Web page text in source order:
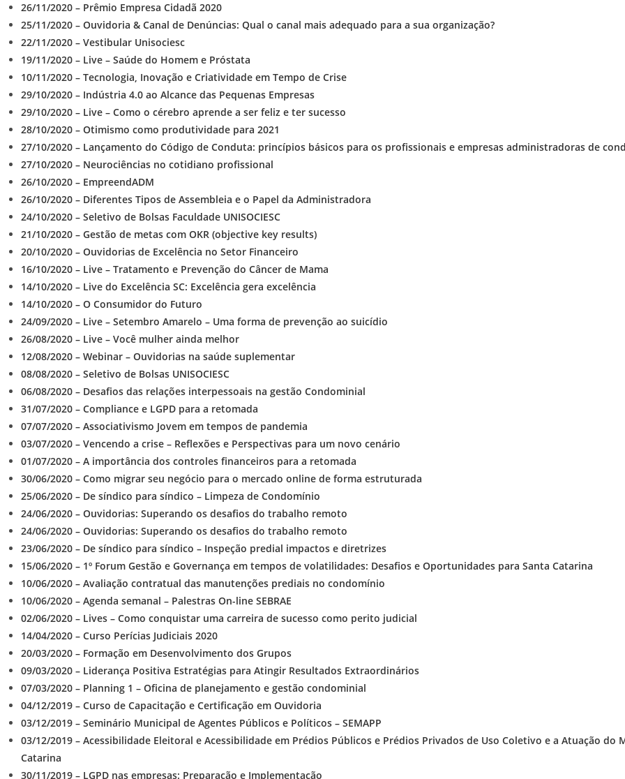
26/11/2020 – Prêmio Empresa Cidadã 2020
25/11/2020 – Ouvidoria & Canal de Denúncias: Qual o canal mais adequado para a sua organização?
22/11/2020 – Vestibular Unisociesc
19/11/2020 – Live – Saúde do Homem e Próstata
10/11/2020 – Tecnologia, Inovação e Criatividade em Tempo de Crise
29/10/2020 – Indústria 4.0 ao Alcance das Pequenas Empresas
29/10/2020 – Live – Como o cérebro aprende a ser feliz e ter sucesso
28/10/2020 – Otimismo como produtividade para 2021
27/10/2020 – Lançamento do Código de Conduta: princípios básicos para os profissionais e empresas administradoras de
27/10/2020 – Neurociências no cotidiano profissional
26/10/2020 – EmpreendADM
26/10/2020 – Diferentes Tipos de Assembleia e o Papel da Administradora
24/10/2020 – Seletivo de Bolsas Faculdade UNISOCIESC
21/10/2020 – Gestão de metas com OKR (objective key results)
20/10/2020 – Ouvidorias de Excelência no Setor Financeiro
16/10/2020 – Live – Tratamento e Prevenção do Câncer de Mama
14/10/2020 – Live do Excelência SC: Excelência gera excelência
14/10/2020 – O Consumidor do Futuro
24/09/2020 – Live – Setembro Amarelo – Uma forma de prevenção ao suicídio
26/08/2020 – Live – Você mulher ainda melhor
12/08/2020 – Webinar – Ouvidorias na saúde suplementar
08/08/2020 – Seletivo de Bolsas UNISOCIESC
06/08/2020 – Desafios das relações interpessoais na gestão Condominial
31/07/2020 – Compliance e LGPD para a retomada
07/07/2020 – Associativismo Jovem em tempos de pandemia
03/07/2020 – Vencendo a crise – Reflexões e Perspectivas para um novo cenário
01/07/2020 – A importância dos controles financeiros para a retomada
30/06/2020 – Como migrar seu negócio para o mercado online de forma estruturada
25/06/2020 – De síndico para síndico – Limpeza de Condomínio
24/06/2020 – Ouvidorias: Superando os desafios do trabalho remoto
24/06/2020 – Ouvidorias: Superando os desafios do trabalho remoto
23/06/2020 – De síndico para síndico – Inspeção predial impactos e diretrizes
15/06/2020 – 1º Forum Gestão e Governança em tempos de volatilidades: Desafios e Oportunidades para Santa Catarina
10/06/2020 – Avaliação contratual das manutenções prediais no condomínio
10/06/2020 – Agenda semanal – Palestras On-line SEBRAE
02/06/2020 – Lives – Como conquistar uma carreira de sucesso como perito judicial
14/04/2020 – Curso Perícias Judiciais 2020
20/03/2020 – Formação em Desenvolvimento dos Grupos
09/03/2020 – Liderança Positiva Estratégias para Atingir Resultados Extraordinários
07/03/2020 – Planning 1 – Oficina de planejamento e gestão condominial
04/12/2019 – Curso de Capacitação e Certificação em Ouvidoria
03/12/2019 – Seminário Municipal de Agentes Públicos e Políticos – SEMAPP
03/12/2019 – Acessibilidade Eleitoral e Acessibilidade em Prédios Públicos e Prédios Privados de Uso Coletivo e a Atuação do
Catarina
30/11/2019 – LGPD nas empresas: Preparação e Implementação